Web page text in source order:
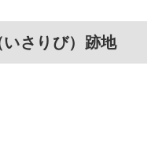
さりび）跡地